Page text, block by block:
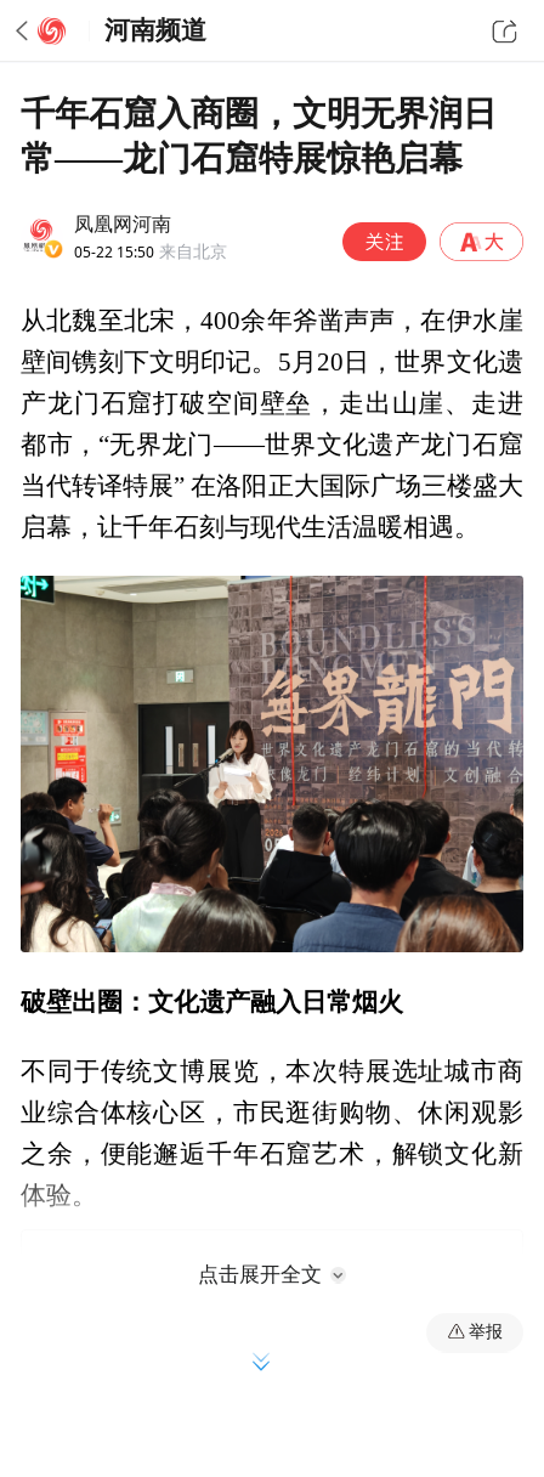
河南频道
千年石窟入商圈，文明无界润日
常——龙门石窟特展惊艳启幕
凤凰网河南
05-22 15:50 来自北京
从北魏至北宋，400余年斧凿声声，在伊水崖
壁间镌刻下文明印记。5月20日，世界文化遗
产龙门石窟打破空间壁垒，走出山崖、走进
都市，“无界龙门——世界文化遗产龙门石窟
当代转译特展” 在洛阳正大国际广场三楼盛大
启幕，让千年石刻与现代生活温暖相遇。
破壁出圈：文化遗产融入日常烟火
不同于传统文博展览，本次特展选址城市商
业综合体核心区，市民逛街购物、休闲观影
之余，便能邂逅千年石窟艺术，解锁文化新
体验。
点击展开全文
举报